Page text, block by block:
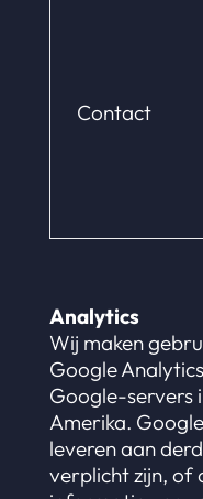
Contact
Analytics
Wij maken
Google
Google-servers
Amerika.
leveren aan
verplicht zijn, of